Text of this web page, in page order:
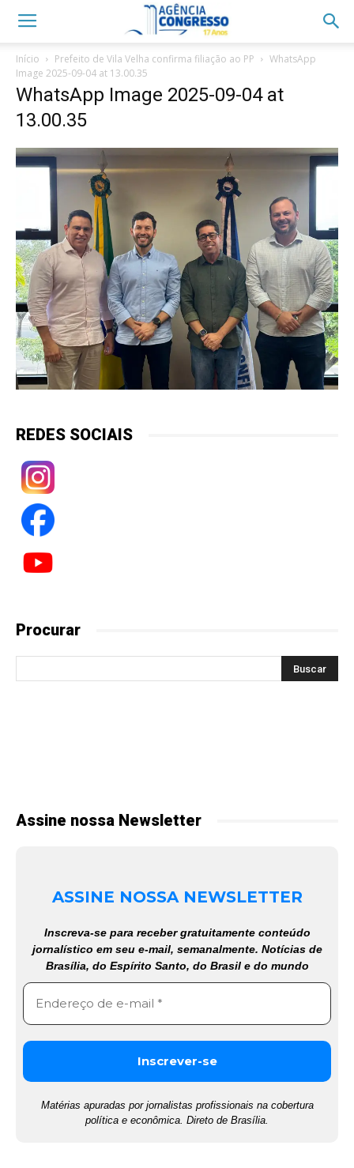
Início Prefeito de Vila Velha confirma filiação ao PP
WhatsApp
Image 2025-09-04 at 13.00.35
WhatsApp Image 2025-09-04 at
13.00.35
REDES SOCIAIS
Procurar
Assine nossa Newsletter
ASSINE NOSSA NEWSLETTER
Inscreva-se para receber gratuitamente conteúdo
jornalístico em seu e-mail, semanalmente. Notícias de
Brasília, do Espírito Santo, do Brasil e do mundo
Matérias apuradas por jornalistas profissionais na cobertura
política e econômica. Direto de Brasília.